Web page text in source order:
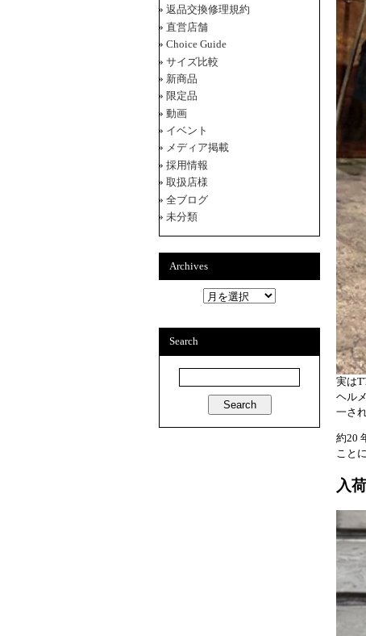
返品交換修理規約
直営店舗
Choice Guide
サイズ比較
新商品
限定品
動画
イベント
メディア掲載
採用情報
取扱店様
全ブログ
未分類
Archives
h
v
Search
実は
ヘル
一さ
約20
こと
入